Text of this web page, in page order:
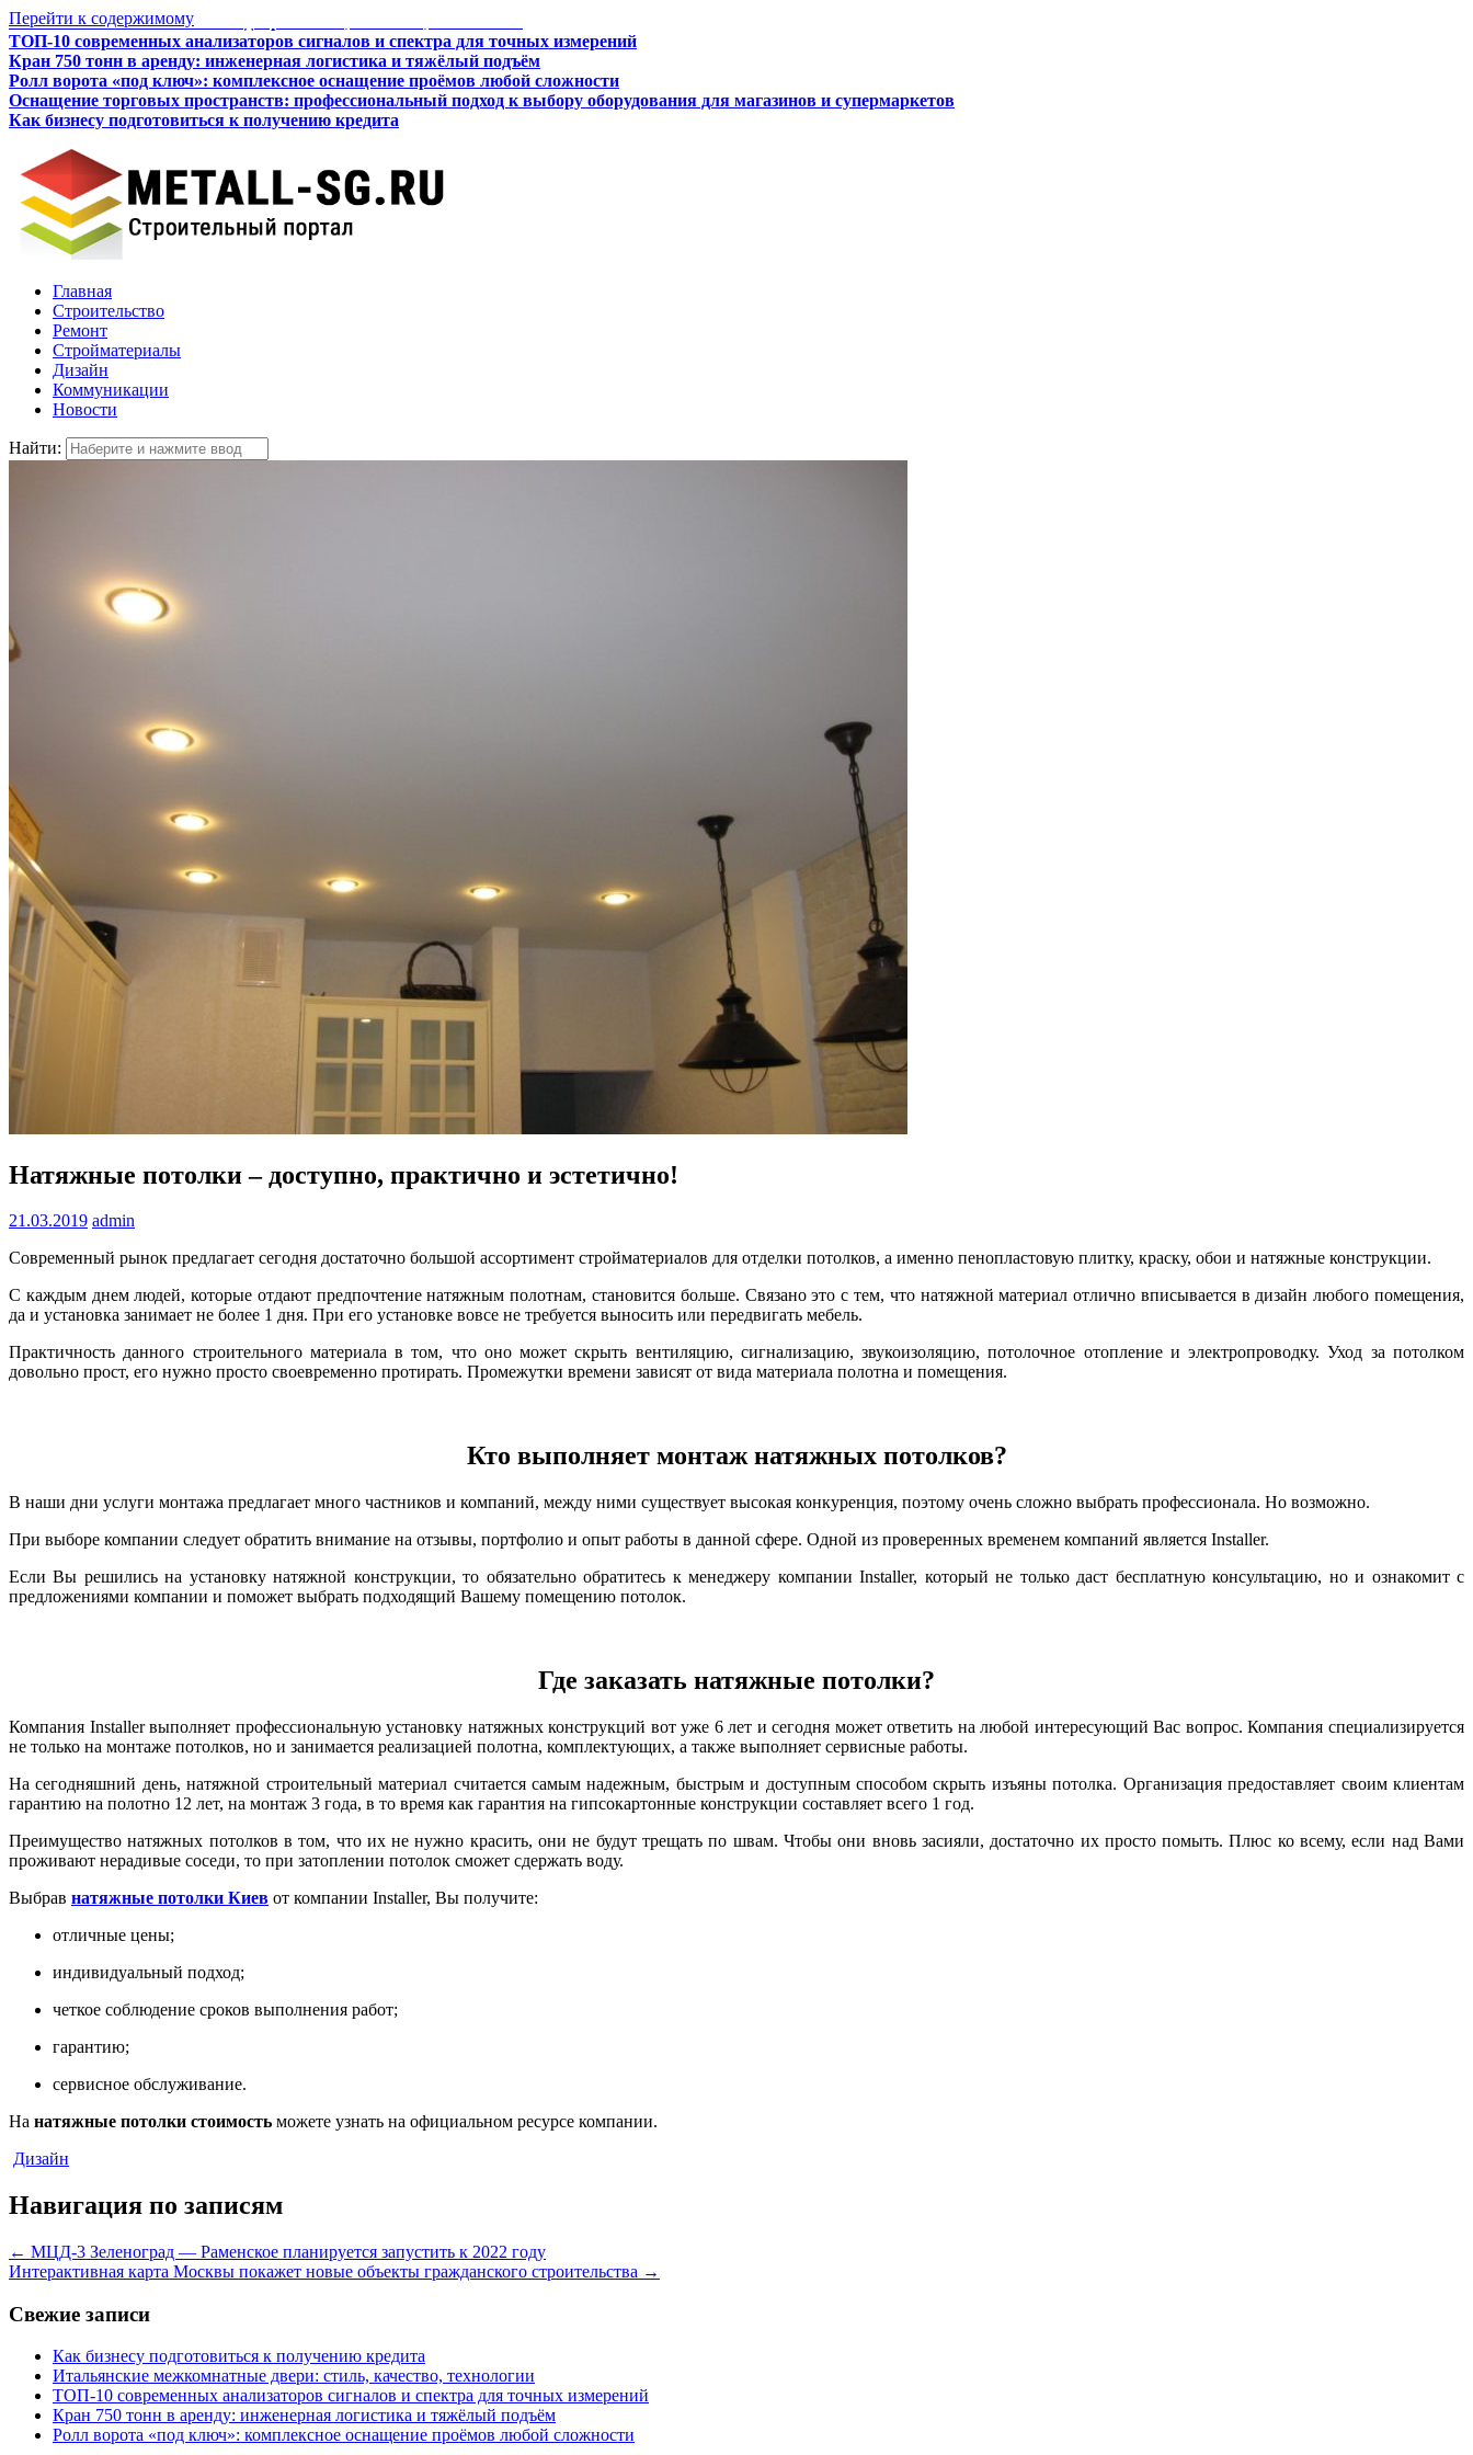
Перейти к содержимому
ТОП-10 современных анализаторов сигналов и спектра для точных измерений
Кран 750 тонн в аренду: инженерная логистика и тяжёлый подъём
Ролл ворота «под ключ»: комплексное оснащение проёмов любой сложности
Оснащение торговых пространств: профессиональный подход к выбору оборудования для магазинов и супермаркетов
Как бизнесу подготовиться к получению кредита
Главная
Строительство
Ремонт
Стройматериалы
Дизайн
Коммуникации
Новости
Найти:
Натяжные потолки – доступно, практично и эстетично!
21.03.2019 admin
Современный рынок предлагает сегодня достаточно большой ассортимент стройматериалов для отделки потолков, а именно пенопластовую плитку, краску, обои и натяжные конструкции.
С каждым днем людей, которые отдают предпочтение натяжным полотнам, становится больше. Связано это с тем, что натяжной материал отлично вписывается в дизайн любого помещения,
да и установка занимает не более 1 дня. При его установке вовсе не требуется выносить или передвигать мебель.
Практичность данного строительного материала в том, что оно может скрыть вентиляцию, сигнализацию, звукоизоляцию, потолочное отопление и электропроводку. Уход за потолком
довольно прост, его нужно просто своевременно протирать. Промежутки времени зависят от вида материала полотна и помещения.
Кто выполняет монтаж натяжных потолков?
В наши дни услуги монтажа предлагает много частников и компаний, между ними существует высокая конкуренция, поэтому очень сложно выбрать профессионала. Но возможно.
При выборе компании следует обратить внимание на отзывы, портфолио и опыт работы в данной сфере. Одной из проверенных временем компаний является Installer.
Если Вы решились на установку натяжной конструкции, то обязательно обратитесь к менеджеру компании Installer, который не только даст бесплатную консультацию, но и ознакомит с
предложениями компании и поможет выбрать подходящий Вашему помещению потолок.
Где заказать натяжные потолки?
Компания Installer выполняет профессиональную установку натяжных конструкций вот уже 6 лет и сегодня может ответить на любой интересующий Вас вопрос. Компания специализируется
не только на монтаже потолков, но и занимается реализацией полотна, комплектующих, а также выполняет сервисные работы.
На сегодняшний день, натяжной строительный материал считается самым надежным, быстрым и доступным способом скрыть изъяны потолка. Организация предоставляет своим клиентам
гарантию на полотно 12 лет, на монтаж 3 года, в то время как гарантия на гипсокартонные конструкции составляет всего 1 год.
Преимущество натяжных потолков в том, что их не нужно красить, они не будут трещать по швам. Чтобы они вновь засияли, достаточно их просто помыть. Плюс ко всему, если над Вами
проживают нерадивые соседи, то при затоплении потолок сможет сдержать воду.
Выбрав натяжные потолки Киев от компании Installer, Вы получите:
отличные цены;
индивидуальный подход;
четкое соблюдение сроков выполнения работ;
гарантию;
сервисное обслуживание.
На натяжные потолки стоимость можете узнать на официальном ресурсе компании.
Дизайн
Навигация по записям
← МЦД-3 Зеленоград — Раменское планируется запустить к 2022 году
Интерактивная карта Москвы покажет новые объекты гражданского строительства →
Свежие записи
Как бизнесу подготовиться к получению кредита
Итальянские межкомнатные двери: стиль, качество, технологии
ТОП-10 современных анализаторов сигналов и спектра для точных измерений
Кран 750 тонн в аренду: инженерная логистика и тяжёлый подъём
Ролл ворота «под ключ»: комплексное оснащение проёмов любой сложности